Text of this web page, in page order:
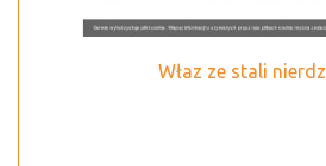
Właz ze stali